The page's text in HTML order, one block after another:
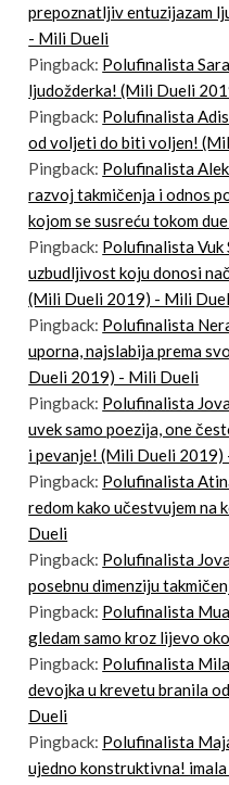
prepoznatljiv entuzijazam
- Mili Dueli
Pingback: Polufinalista
ljudožderka! (Mili Dueli
Pingback: Polufinalista
od voljeti do biti voljen!
Pingback: Polufinalista
razvoj takmičenja i odnos
kojom se susreću tokom
Pingback: Polufinalista Vuk
uzbudljivost koju donosi
(Mili Dueli 2019) - Mili
Pingback: Polufinalista
uporna, najslabija prema
Dueli 2019) - Mili Dueli
Pingback: Polufinalista
uvek samo poezija, one
i pevanje! (Mili Dueli
Pingback: Polufinalista
redom kako učestvujem
Dueli
Pingback: Polufinalista
posebnu dimenziju
Pingback: Polufinalista
gledam samo kroz lijevo
Pingback: Polufinalista
devojka u krevetu branila
Dueli
Pingback: Polufinalista
ujedno konstruktivna! imala